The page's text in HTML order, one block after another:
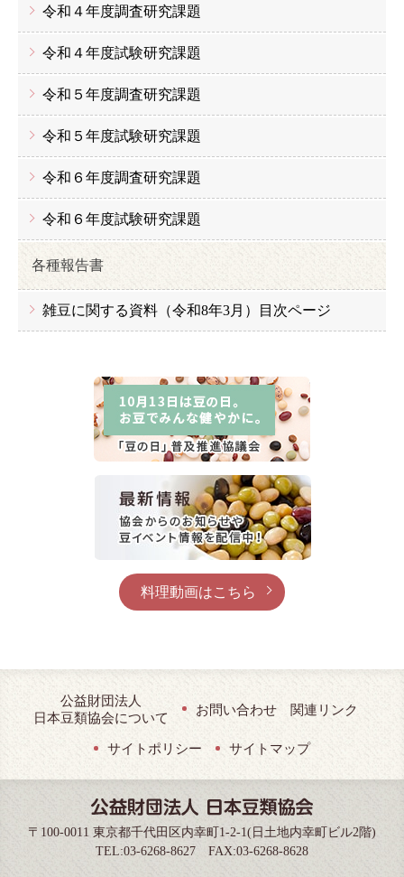
令和４年度調査研究課題
令和４年度試験研究課題
令和５年度調査研究課題
令和５年度試験研究課題
令和６年度調査研究課題
令和６年度試験研究課題
各種報告書
雑豆に関する資料（令和8年3月）目次ページ
料理動画はこちら
公益財団法人
日本豆類協会について
お問い合わせ 関連リンク
サイトポリシー サイトマップ
〒100-0011 東京都千代田区内幸町1-2-1(日土地内幸町ビル2階)
TEL:03-6268-8627 FAX:03-6268-8628